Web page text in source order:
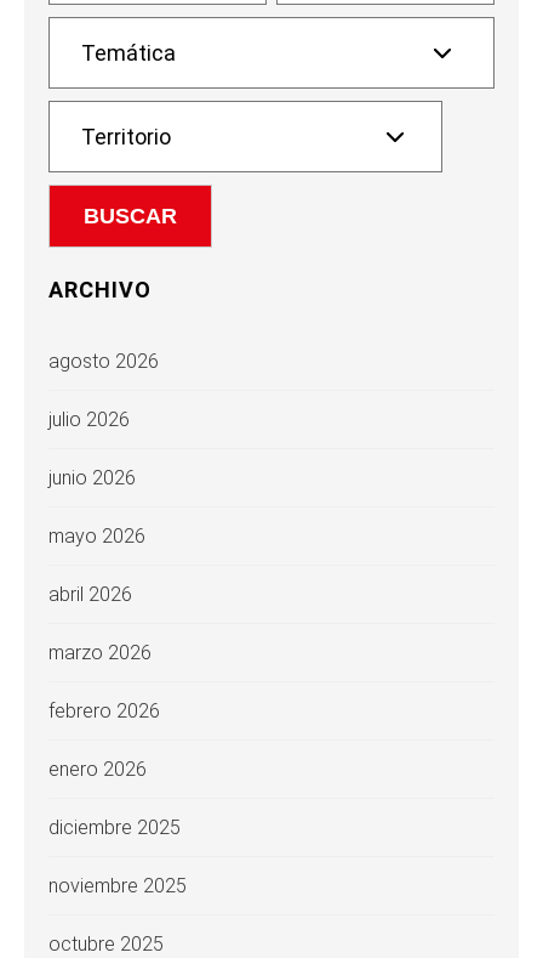
ARCHIVO
agosto 2026
julio 2026
junio 2026
mayo 2026
abril 2026
marzo 2026
febrero 2026
enero 2026
diciembre 2025
noviembre 2025
octubre 2025